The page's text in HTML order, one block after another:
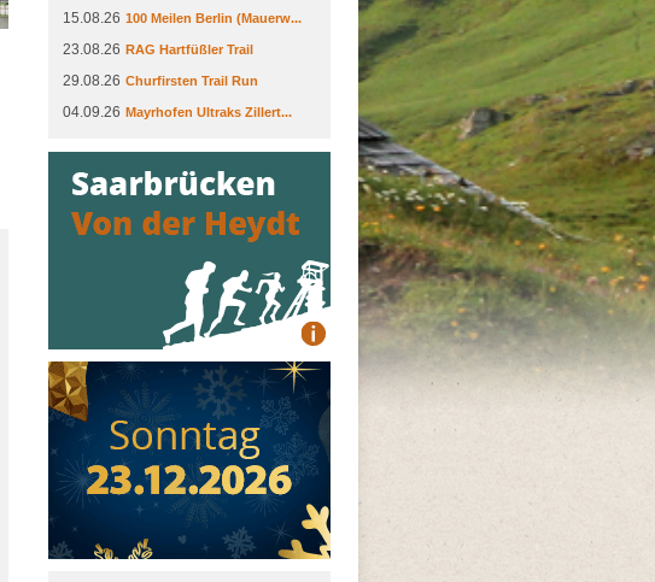
15.08.26 100 Meilen Berlin (Mauerw...
23.08.26 RAG Hartfüßler Trail
29.08.26 Churfirsten Trail Run
04.09.26 Mayrhofen Ultraks Zillert...